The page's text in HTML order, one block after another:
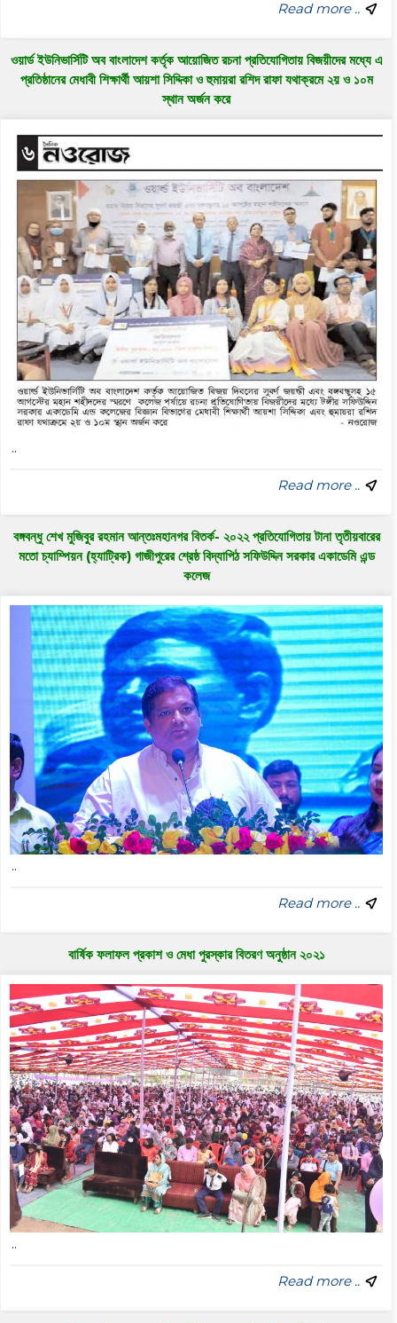
Read more ..
ওয়ার্ড ইউনিভার্সিটি অব বাংলাদেশ কর্তৃক আয়োজিত রচনা প্রতিযোগিতায় বিজয়ীদের মধ্যে এ
প্রতিষ্ঠানের মেধাবী শিক্ষার্থী আয়শা সিদ্দিকা ও হুমায়রা রশিদ রাফা যথাক্রমে ২য় ও ১০ম
স্থান অর্জন করে
..
Read more ..
বঙ্গবন্ধু শেখ মুজিবুর রহমান আন্তঃমহানগর বিতর্ক- ২০২২ প্রতিযোগিতায় টানা তৃতীয়বারের
মতো চ্যাম্পিয়ন (হ্যাট্রিক) গাজীপুরের শ্রেষ্ঠ বিদ্যাপিঠ সফিউদ্দিন সরকার একাডেমি এন্ড
কলেজ
..
Read more ..
বার্ষিক ফলাফল প্রকাশ ও মেধা পুরস্কার বিতরণ অনুষ্ঠান ২০২১
..
Read more ..